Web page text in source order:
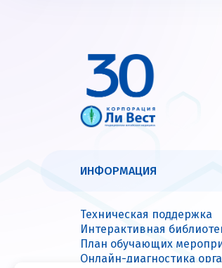
ИНФОРМАЦИЯ
Техническая поддержка
Интерактивная
План обучающих
Онлайн-диагностика